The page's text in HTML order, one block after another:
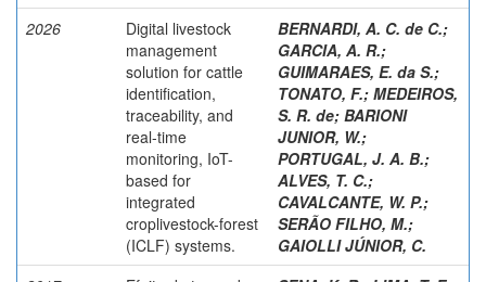
2026
Digital livestock
management
solution for cattle
identification,
traceability, and
real-time
monitoring, IoT-
based for
integrated
croplivestock-forest
(ICLF) systems.
BERNARDI, A. C. de C.;
GARCIA, A. R.;
GUIMARAES, E. da S.;
TONATO, F.; MEDEIROS,
S. R. de; BARIONI
JUNIOR, W.;
PORTUGAL, J. A. B.;
ALVES, T. C.;
CAVALCANTE, W. P.;
SERÃO FILHO, M.;
GAIOLLI JÚNIOR, C.